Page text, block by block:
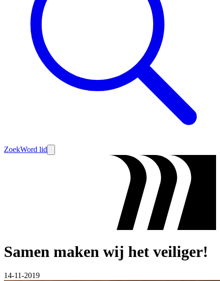
ZoekWord lid
Samen maken wij het veiliger!
14-11-2019